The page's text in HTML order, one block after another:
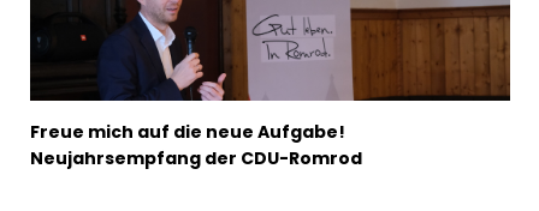
Freue mich auf die neue Aufgabe!
Neujahrsempfang der CDU-Romrod